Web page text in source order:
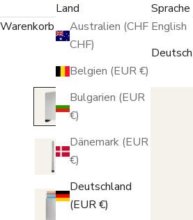
Land
Australien (CHF
CHF)
Belgien (EUR €)
Bulgarien (EUR
€)
Dänemark (EUR
€)
Deutschland
(EUR €)
Sprache
English
Deutsch
Warenkorb